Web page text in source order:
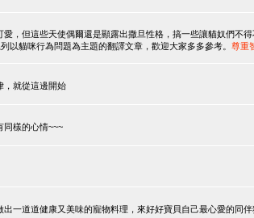
，但這些天使偶爾還是顯露出撒旦性格，搞一些讓貓奴們
以貓咪行為問題為主題的翻譯文章，歡迎大家多多參考。 尊重
，就從這邊開始
同樣的心情~~~
一道道健康又美味的寵物料理，來好好寶貝自己最心愛的同